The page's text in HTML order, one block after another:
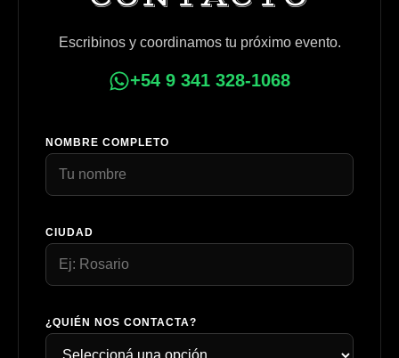
Escribinos y coordinamos tu próximo evento.
+54 9 341 328-1068
NOMBRE COMPLETO
CIUDAD
¿QUIÉN NOS CONTACTA?